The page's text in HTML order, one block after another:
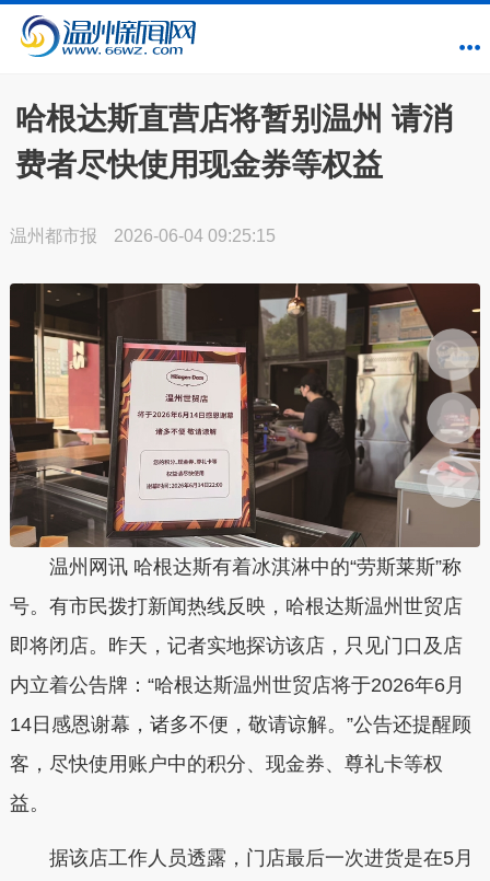
哈根达斯直营店将暂别温州 请消
费者尽快使用现金券等权益
温州都市报 2026-06-04 09:25:15
温州网讯 哈根达斯有着冰淇淋中的“劳斯莱斯”称
号。有市民拨打新闻热线反映，哈根达斯温州世贸店
即将闭店。昨天，记者实地探访该店，只见门口及店
内立着公告牌：“哈根达斯温州世贸店将于2026年6月
14日感恩谢幕，诸多不便，敬请谅解。”公告还提醒顾
客，尽快使用账户中的积分、现金券、尊礼卡等权
益。
据该店工作人员透露，门店最后一次进货是在5月